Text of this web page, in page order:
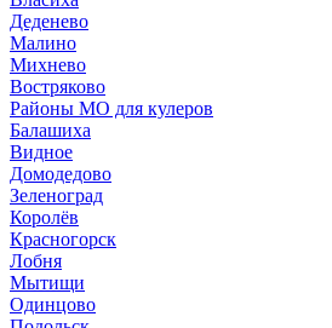
Деденево
Малино
Михнево
Востряково
Районы МО для кулеров
Балашиха
Видное
Домодедово
Зеленоград
Королёв
Красногорск
Лобня
Мытищи
Одинцово